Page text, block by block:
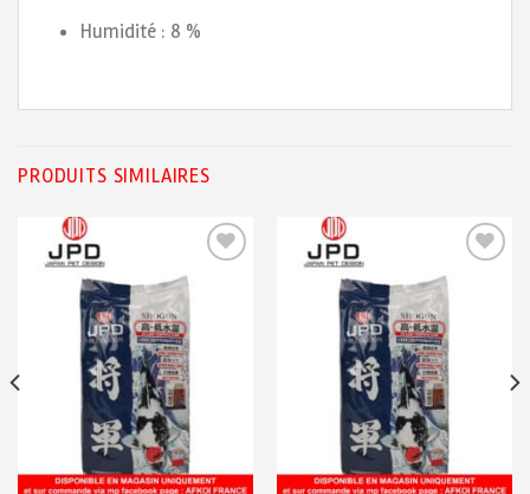
Humidité : 8 %
PRODUITS SIMILAIRES